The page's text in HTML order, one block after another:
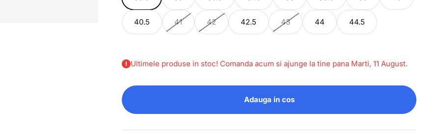
40.5 41 42 42.5 43 44 44.5
Ultimele produse in stoc! Comanda acum si ajunge la tine pana Marti, 11 August.
Adauga in cos